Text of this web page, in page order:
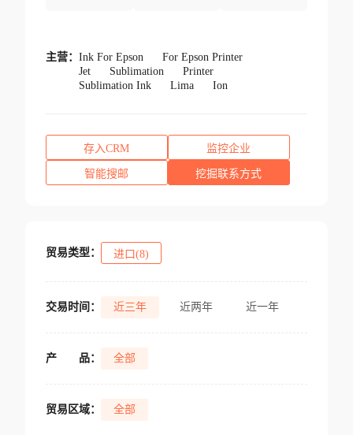
主营： Ink For Epson
For Epson Printer
Jet
Sublimation
Printer
Sublimation Ink
Lima Ion
存入CRM 监控企业
智能搜邮 挖掘联系方式
贸易类型： 进口(8)
交易时间： 近三年 近两年 近一年
产 品： 全部
贸易区域： 全部